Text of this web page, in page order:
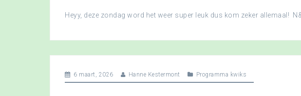
Heyy, deze zondag word het weer super leuk dus kom zeker allemaal!
6 maart, 2026 Hanne Kestermont Programma kwiks